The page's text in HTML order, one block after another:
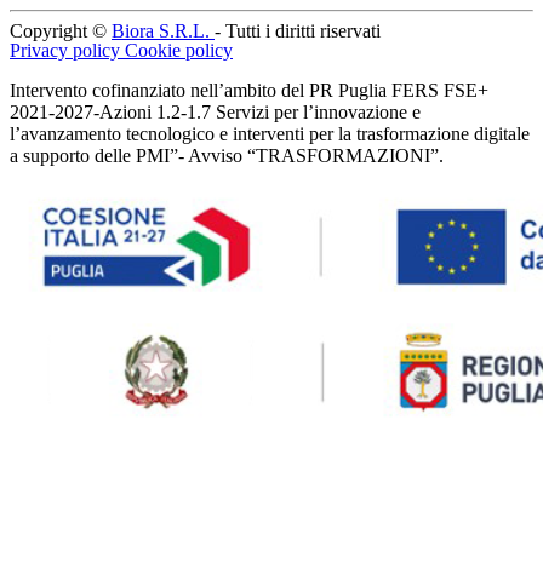
Copyright © Biora S.R.L. - Tutti i diritti riservati
Privacy policy Cookie policy
Intervento cofinanziato nell’ambito del PR Puglia FERS FSE+
2021-2027-Azioni 1.2-1.7 Servizi per l’innovazione e
l’avanzamento tecnologico e interventi per la trasformazione digitale
a supporto delle PMI”- Avviso “TRASFORMAZIONI”.